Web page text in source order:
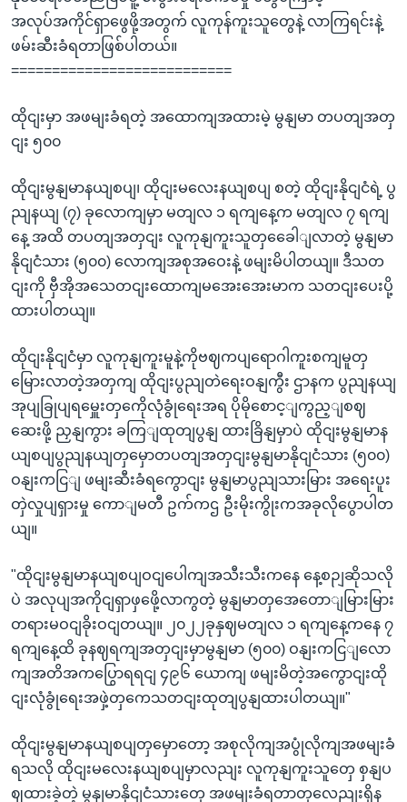
အလုပ်အကိုင်ရှာဖွေဖို့အတွက် လူကုန်ကူးသူတွေနဲ့ လာကြရင်းနဲ့
ဖမ်းဆီးခံရတာဖြစ်ပါတယ်။
===========================
ထိုငျးမှာ အဖမျးခံရတဲ့ အထောကျအထားမဲ့ မွနျမာ တပတျအတှ
ငျး ၅၀၀
ထိုငျးမွနျမာနယျစပျ၊ ထိုငျးမလေးနယျစပျ စတဲ့ ထိုငျးနိုငျငံရဲ့ ပွ
ညျနယျ (၇) ခုလောကျမှာ မတျလ ၁ ရကျနေ့က မတျလ ၇ ရကျ
နေ့ အထိ တပတျအတှငျး လူကုနျကူးသူတှခေေါျလာတဲ့ မွနျမာ
နိုငျငံသား (၅၀၀) လောကျအစုအဝေးနဲ့ ဖမျးမိပါတယျ။ ဒီသတ
ငျးကို ဗှီအိုအသေတငျးထောကျမအေးအေးမာက သတငျးပေးပို့
ထားပါတယျ။
ထိုငျးနိုငျငံမှာ လူကုနျကူးမူနဲ့ကိုဗဈကပျရောဂါကူးစကျမူတှ
မြေားလာတဲ့အတှကျ ထိုငျးပွညျတဲရေးဝနျကွီး ဌာနက ပွညျနယျ
အုပျခြုပျရမှေူးတှကေိုလုံခွုံရေးအရ ပိုမိုစောင့ျကွည့ျစဈ
ဆေးဖို့ ညှနျကွား ခကြျထုတျပွနျ ထားခြိနျမှာပဲ ထိုငျးမွနျမာန
ယျစပျပွညျနယျတှမှောတပတျအတှငျးမွနျမာနိုငျငံသား (၅၀၀)
ဝနျးကငြျ ဖမျးဆီးခံရကွောငျး မွနျမာပွညျသားမြား အရေးပူး
တှဲလှုပျရှားမှု ကောျမတီ ဥက်ကဌ ဦးမိုးကွိုးကအခုလိုပွောပါတ
ယျ။
"ထိုငျးမွနျမာနယျစပျဝငျပေါကျအသီးသီးကနေ နေ့စဉျဆိုသလို
ပဲ အလုပျအကိုငျရှာဖှဖေို့လာကွတဲ့ မွနျမာတှအေတောျမြားမြား
တရားမဝငျခိုးဝငျတယျ။ ၂၀၂၂ခုနှဈမတျလ ၁ ရကျနေ့ကနေ ၇
ရကျနေ့ထိ ခုနဈရကျအတှငျးမှာမွနျမာ (၅၀၀) ဝနျးကငြျလော
ကျအတိအကပြွောရရငျ ၄၉၆ ယောကျ ဖမျးမိတဲ့အကွောငျးထို
ငျးလုံခွုံရေးအဖှဲ့တှကေသတငျးထုတျပွနျထားပါတယျ။"
ထိုငျးမွနျမာနယျစပျတှမှောတော့ အစုလိုကျအပွုံလိုကျအဖမျးခံ
ရသလို ထိုငျးမလေးနယျစပျမှာလညျး လူကုနျကူးသူတှေ စှနျပ
ဈထားခဲ့တဲ့ မွနျမာနိုငျငံသားတှေ အဖမျးခံရတာတှလေညျးရှိန